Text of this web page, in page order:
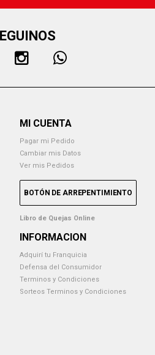
MI CUENTA
Pagar mi Pedido
Cambiar mis Datos
Ver mis Pedidos
BOTÓN DE ARREPENTIMIENTO
Libro de Quejas Online
INFORMACION
Adquirí tu Franquicia
Defensa del Consumidor
Terminos y Condiciones
Sorteos Terminos y Condiciones